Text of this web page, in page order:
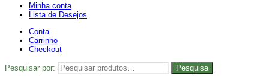
Minha conta
Lista de Desejos
Conta
Carrinho
Checkout
Pesquisar por: Pesquisa